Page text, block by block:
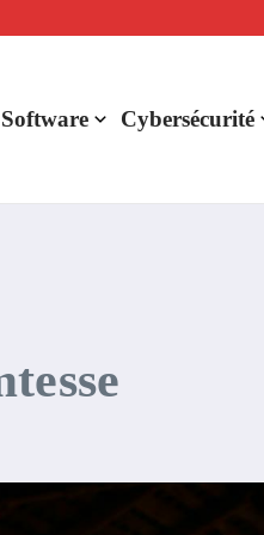
de rentabilité ?
Cybersécurité